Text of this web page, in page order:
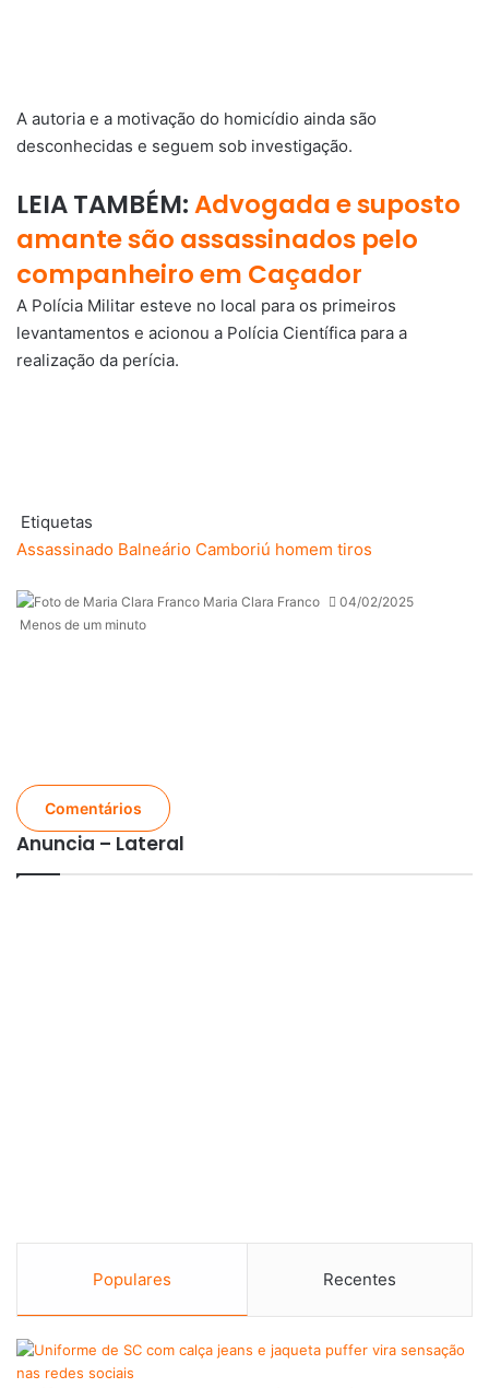
A autoria e a motivação do homicídio ainda são
desconhecidas e seguem sob investigação.
LEIA TAMBÉM:Advogada e suposto
amante são assassinados pelo
companheiro em Caçador
A Polícia Militar esteve no local para os primeiros
levantamentos e acionou a Polícia Científica para a
realização da perícia.
Etiquetas
Assassinado Balneário Camboriú homem tiros
Maria Clara Franco
04/02/2025
Menos de um minuto
Comentários
Anuncia – Lateral
Populares Recentes